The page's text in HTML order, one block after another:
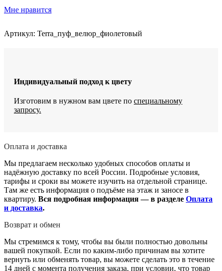
ящиком
хранения
Мне нравится
Артикул: Terra_пуф_велюр_фиолетовый
Индивидуальный подход к цвету
Изготовим в нужном вам цвете по специальному
запросу.
Оплата и доставка
Мы предлагаем несколько удобных способов оплаты и
надёжную доставку по всей России. Подробные условия,
тарифы и сроки вы можете изучить на отдельной странице.
Там же есть информация о подъёме на этаж и заносе в
квартиру. Вся подробная информация — в разделе Оплата
и доставка.
Возврат и обмен
Мы стремимся к тому, чтобы вы были полностью довольны
вашей покупкой. Если по каким-либо причинам вы хотите
вернуть или обменять товар, вы можете сделать это в течение
14 дней с момента получения заказа, при условии, что товар